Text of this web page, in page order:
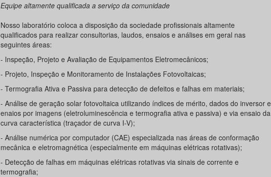
Equipe altamente qualificada a serviço da comunidade
Nosso laboratório coloca a disposição da sociedade profissionais altamente
qualificados para realizar consultorias, laudos, ensaios e análises em geral nas
seguintes áreas:
- Inspeção, Projeto e Avaliação de Equipamentos Eletromecânicos;
- Projeto, Inspeção e Monitoramento de Instalações Fotovoltaicas;
- Termografia Ativa e Passiva para detecção de defeitos e falhas em materiais;
- Análise de geração solar fotovoltaica utilizando índices de mérito, dados do inversor e
enaios por imagens (eletroluminescência e termografia ativa e passiva) e via ensaio da
curva característica (traçador de curva I-V);
- Análise numérica por computador (CAE) especializada nas áreas de conformação
mecânica e eletromagnética (especialmente em máquinas elétricas rotativas);
- Detecção de falhas em máquinas elétricas rotativas via sinais de corrente e
termografia;